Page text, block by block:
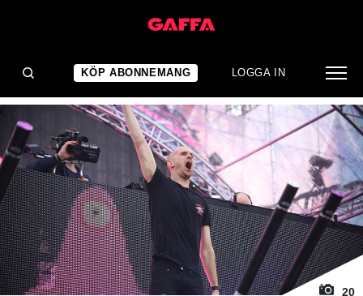
KÖP ABONNEMANG LOGGA IN
KONSERTRECENSION
Ullevi goes bananas
20